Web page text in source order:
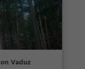
Vaduz